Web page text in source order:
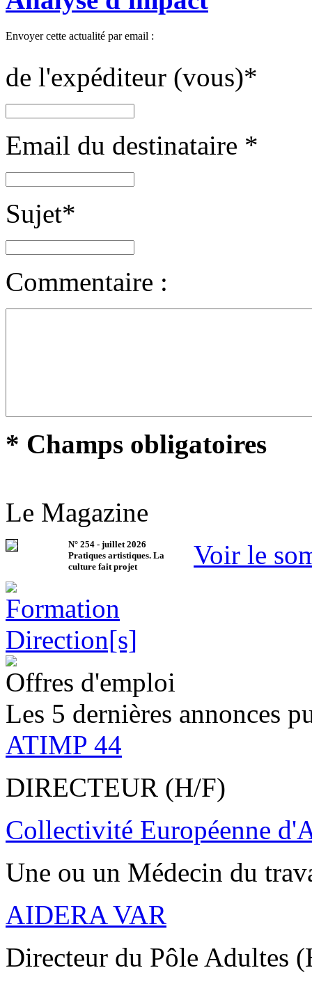
Envoyer cette actualité par email :
de l'expéditeur (vous)*
Email du destinataire *
Sujet*
Commentaire :
* Champs obligatoires
Le Magazine
N° 254 - juillet 2026
Pratiques artistiques. La
culture fait projet
Voir le
Offres d'emploi
Les 5 dernières annonces
ATIMP 44
DIRECTEUR (H/F)
Collectivité Européenne
Une ou un Médecin du
AIDERA VAR
Directeur du Pôle Adultes